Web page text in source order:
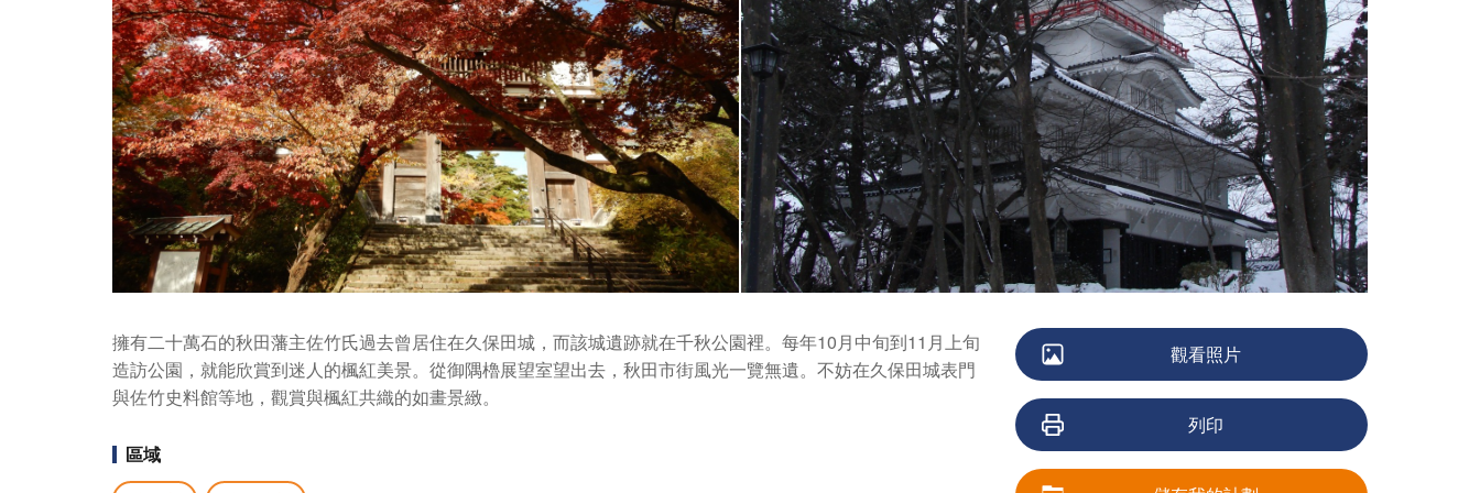
擁有二十萬石的秋田藩主佐竹氏過去曾居住在久保田城，而該城遺跡就在千秋公園裡。每年10月中旬到11月上旬
造訪公園，就能欣賞到迷人的楓紅美景。從御隅櫓展望室望出去，秋田市街風光一覽無遺。不妨在久保田城表門
與佐竹史料館等地，觀賞與楓紅共織的如畫景緻。
區域
觀看照片
列印